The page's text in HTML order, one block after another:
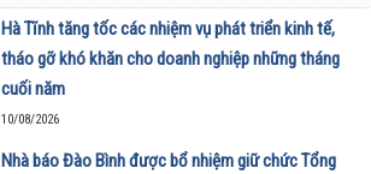
Hà Tĩnh tăng tốc các nhiệm vụ phát triển kinh tế,
tháo gỡ khó khăn cho doanh nghiệp những tháng
cuối năm
10/08/2026
Nhà báo Đào Bình được bổ nhiệm giữ chức Tổng